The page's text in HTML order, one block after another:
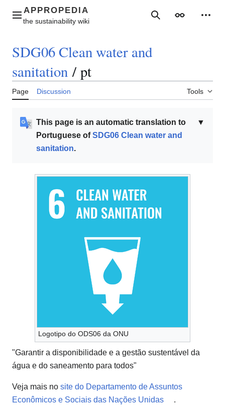
contentMain menu SearchAppearance
SDG06 Clean water and
sanitation / pt
Page Discussion Tools
▼
This page is an automatic translation to
Portuguese ofSDG06 Clean water and
sanitation.
Logotipo do ODS06 da ONU
"Garantir a disponibilidade e a gestão sustentável da
água e do saneamento para todos"
Veja mais no site do Departamento de Assuntos
Econômicos e Sociais das Nações Unidas
.